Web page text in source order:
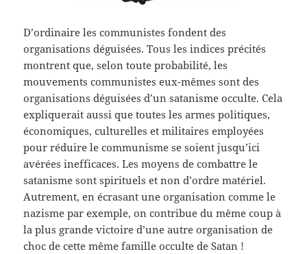
D’ordinaire les communistes fondent des
organisations déguisées. Tous les indices précités
montrent que, selon toute probabilité, les
mouvements communistes eux-mêmes sont des
organisations déguisées d’un satanisme occulte. Cela
expliquerait aussi que toutes les armes politiques,
économiques, culturelles et militaires employées
pour réduire le communisme se soient jusqu’ici
avérées inefficaces. Les moyens de combattre le
satanisme sont spirituels et non d’ordre matériel.
Autrement, en écrasant une organisation comme le
nazisme par exemple, on contribue du même coup à
la plus grande victoire d’une autre organisation de
choc de cette même famille occulte de Satan !